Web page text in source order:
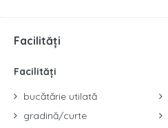
Facilități
Facilități
bucătărie utilată
gradină/curte